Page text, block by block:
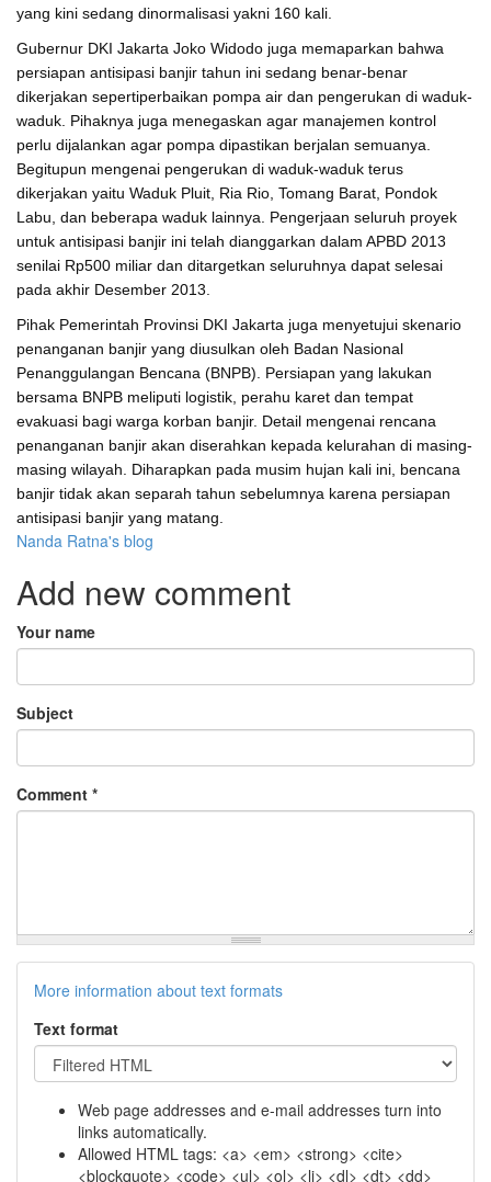
yang kini sedang dinormalisasi yakni 160 kali.
Gubernur DKI Jakarta Joko Widodo juga memaparkan bahwa
persiapan antisipasi banjir tahun ini sedang benar-benar
dikerjakan sepertiperbaikan pompa air dan pengerukan di waduk-
waduk. Pihaknya juga menegaskan agar manajemen kontrol
perlu dijalankan agar pompa dipastikan berjalan semuanya.
Begitupun mengenai pengerukan di waduk-waduk terus
dikerjakan yaitu Waduk Pluit, Ria Rio, Tomang Barat, Pondok
Labu, dan beberapa waduk lainnya. Pengerjaan seluruh proyek
untuk antisipasi banjir ini telah dianggarkan dalam APBD 2013
senilai Rp500 miliar dan ditargetkan seluruhnya dapat selesai
pada akhir Desember 2013.
Pihak Pemerintah Provinsi DKI Jakarta juga menyetujui skenario
penanganan banjir yang diusulkan oleh Badan Nasional
Penanggulangan Bencana (BNPB). Persiapan yang lakukan
bersama BNPB meliputi logistik, perahu karet dan tempat
evakuasi bagi warga korban banjir. Detail mengenai rencana
penanganan banjir akan diserahkan kepada kelurahan di masing-
masing wilayah. Diharapkan pada musim hujan kali ini, bencana
banjir tidak akan separah tahun sebelumnya karena persiapan
antisipasi banjir yang matang.
Nanda Ratna's blog
Add new comment
Your name
Subject
Comment *
More information about text formats
Text format
Web page addresses and e-mail addresses turn into
links automatically.
Allowed HTML tags: <a> <em> <strong> <cite>
<blockquote> <code> <ul> <ol> <li> <dl> <dt> <dd>